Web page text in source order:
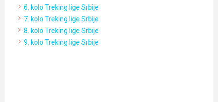
6. kolo Treking lige Srbije
7. kolo Treking lige Srbije
8. kolo Treking lige Srbije
9. kolo Treking lige Srbije